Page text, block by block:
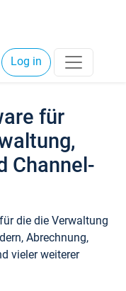
Log in
für
Channel-
die die Verwaltung
Abrechnung,
vieler weiterer